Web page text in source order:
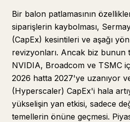
Bir balon patlamasının
siparişlerin kaybolması,
(CapEx) kesintileri ve aşağı
revizyonları. Ancak biz bunun
NVIDIA, Broadcom ve TSMC
2026 hatta 2027'ye uzanıyor
(Hyperscaler) CapEx'i hala
yükselişin yan etkisi, sadece
temellerin önüne geçmesi.